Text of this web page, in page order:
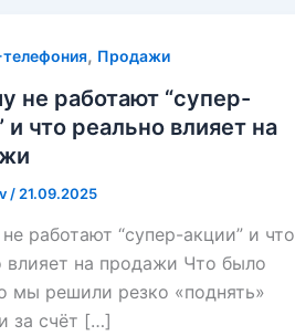
телефония, Продажи
не работают “супер-
и что реально влияет на
/ 21.09.2025
работают “супер-акции” и что
влияет на продажи Что было
мы решили резко «поднять»
за счёт […]